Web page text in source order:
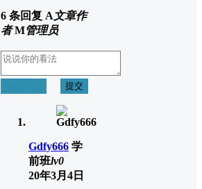
6 条回复 A文章作
者 M管理员
提交
Gdfy666 学
前班lv0
20年3月4日